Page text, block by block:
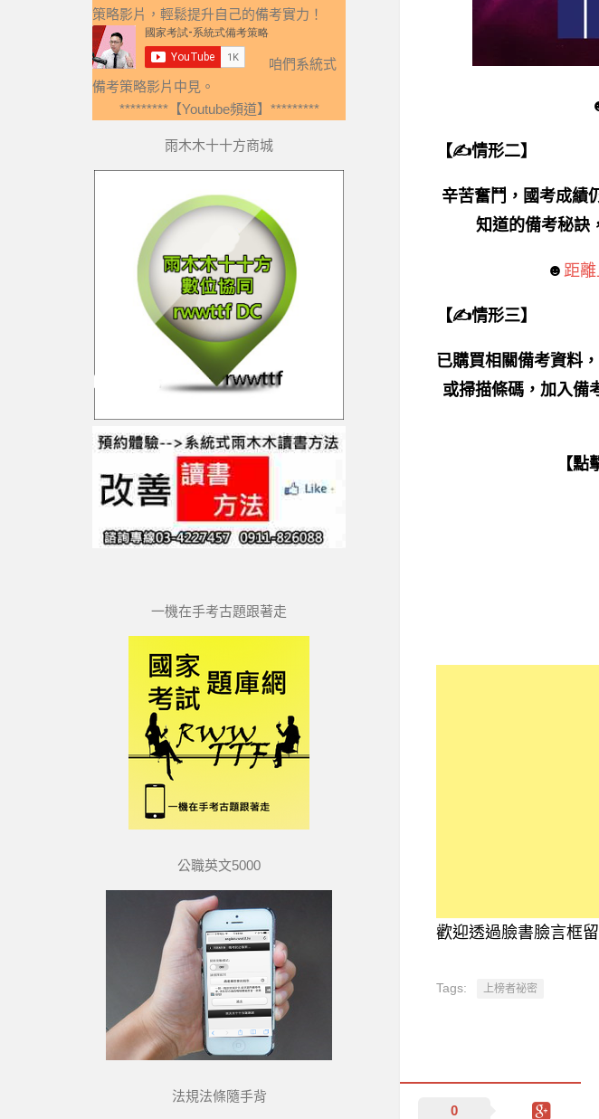
【✍情形二】
辛苦奮鬥，國考成績
知道的備考秘訣
☻ 距
【✍情形三】
已購買相關備考資料
或掃描條碼，加入備
【
歡迎透過臉書臉言框
Tags: 上榜者祕密
0
策略影片，輕鬆提升自己的備考實力！
咱們系統式
備考策略影片中見。
*********【Youtube頻道】*********
雨木木十十方商城
一機在手考古題跟著走
公職英文5000
法規法條隨手背